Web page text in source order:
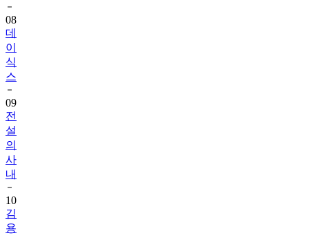
08
데
이
식
스
09
전
설
의
사
내
10
김
용